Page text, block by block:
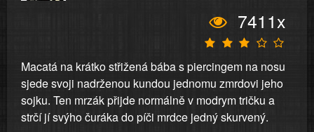
7411x
Macatá na krátko střižená bába s piercingem na nosu
sjede svoji nadrženou kundou jednomu zmrdovi jeho
sojku. Ten mrzák přijde normálně v modrym tričku a
strčí jí svýho čuráka do píči mrdce jedný skurvený.